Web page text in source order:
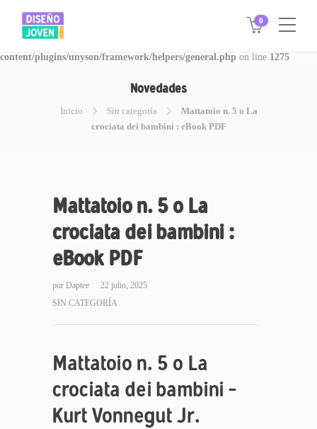
Warning: Invalid argument supplied for foreach() in
/www/disegnojoven.com.ar/htdocs/wp-
content/plugins/unyson/framework/helpers/general.php on line 1275
0
Novedades
Inicio Sin categoría
Mattatoio n. 5 o La
crociata dei bambini : eBook PDF
Mattatoio n. 5 o La
crociata dei bambini :
eBook PDF
por Daptee
22 julio, 2025
SIN CATEGORÍA
Mattatoio n. 5 o La
crociata dei bambini –
Kurt Vonnegut Jr.